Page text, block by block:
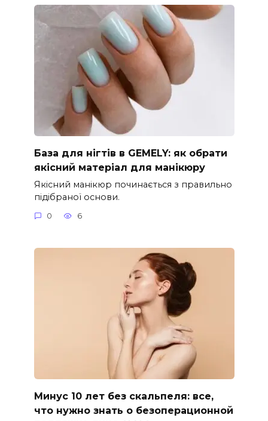
База для нігтів в GEMELY: як обрати
якісний матеріал для манікюру
Якісний манікюр починається з правильно
підібраної основи.
0 6
Минус 10 лет без скальпеля: все,
что нужно знать о безоперационной